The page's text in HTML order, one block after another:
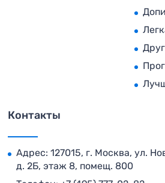
Контакты
Адрес: 127015, г. Москва, ул.
д. 2Б, этаж 8, помещ. 800